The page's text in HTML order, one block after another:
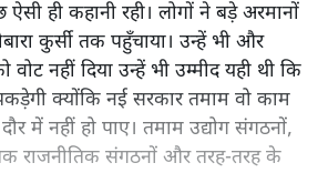
ही कहानी रही। लोगों ने बड़े अरमानों
कुर्सी तक पहुँचाया। उन्हें भी और
वोट नहीं दिया उन्हें भी उम्मीद यही थी कि
क्योंकि नई सरकार तमाम वो काम
में नहीं हो पाए। तमाम उद्योग संगठनों,
राजनीतिक संगठनों और तरह-तरह के